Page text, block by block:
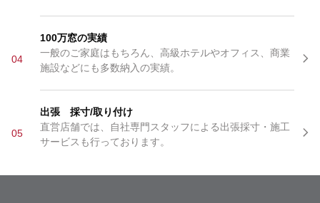
04
100万窓の実績
一般のご家庭はもちろん、高級ホテルやオフィス、商業
施設などにも多数納入の実績。
05
出張 採寸/取り付け
直営店舗では、自社専門スタッフによる出張採寸・施工
サービスも行っております。